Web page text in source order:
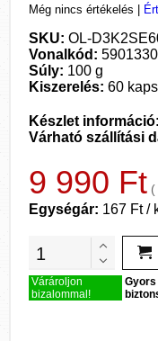
Még nincs értékelés
SKU: OL-
Vonalkód:
Súly: 100 g
Kiszerelés: 60
Készlet információ:
Várható szállítási
9 990 Ft (
Egységár: 167 Ft /
Várároljon
bizalommal!